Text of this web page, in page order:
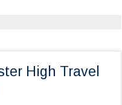
High Travel